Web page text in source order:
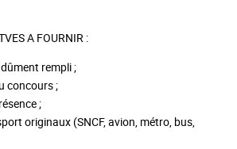
A FOURNIR :
dûment rempli ;
concours ;
;
originaux (SNCF, avion, métro, bus,